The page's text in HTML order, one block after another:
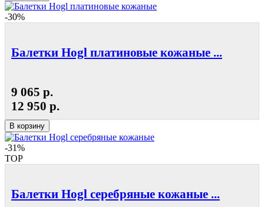
-30%
Балетки Hogl платиновые кожаные ...
9 065 р.
12 950 р.
В корзину
-31%
TOP
Балетки Hogl серебряные кожаные ...